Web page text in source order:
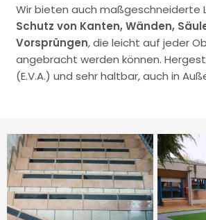
Wir bieten auch maßgeschneiderte
Schutz von Kanten, Wänden,
Vorsprüngen, die leicht auf jeder
angebracht werden können.
(E.V.A.) und sehr haltbar, auch in